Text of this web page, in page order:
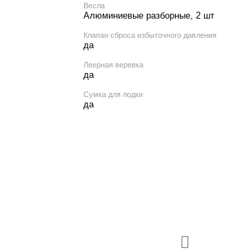
Весла
Алюминиевые разборные, 2 шт
Клапан сброса избыточного давления
да
Леерная веревка
да
Сумка для лодки
да